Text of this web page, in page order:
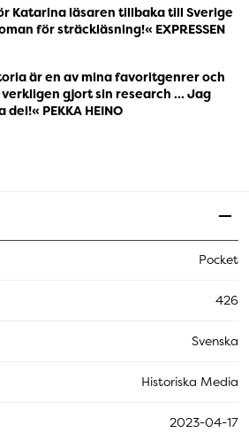
Katarina läsaren tillbaka till Sverige
för sträckläsning!« EXPRESSEN
är en av mina favoritgenrer och
gjort sin research ... Jag
PEKKA HEINO
Pocket
426
Svenska
Historiska Media
2023-04-17